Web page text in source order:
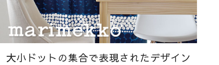
大小ドットの集合で表現されたデザイン